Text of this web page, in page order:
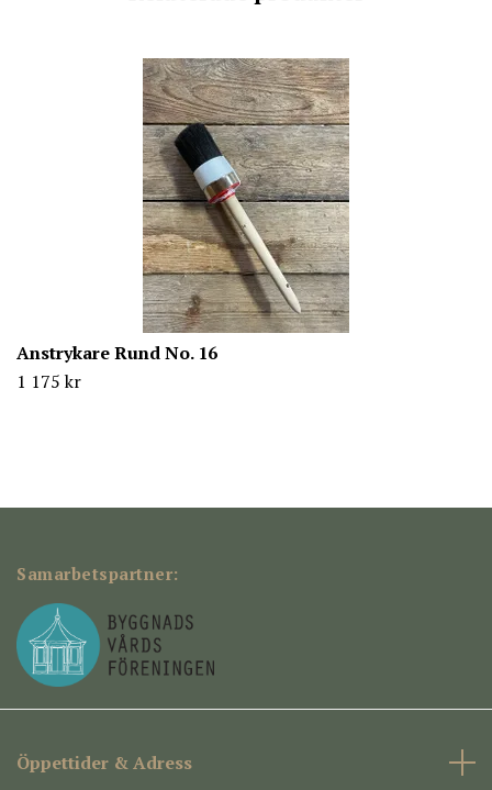
Anstrykare Rund No. 16
1 175 kr
Samarbetspartner:
Öppettider & Adress